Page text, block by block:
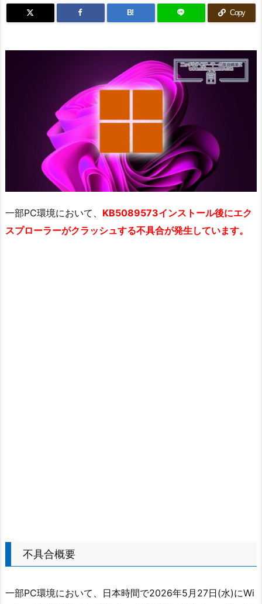
B! Copy
一部PC環境において、 KB5089573インストール後にエク
スプローラーがクラッシュする不具合が発生しています。
不具合概要
一部PC環境において、日本時間で2026年5月27日(水)にWi